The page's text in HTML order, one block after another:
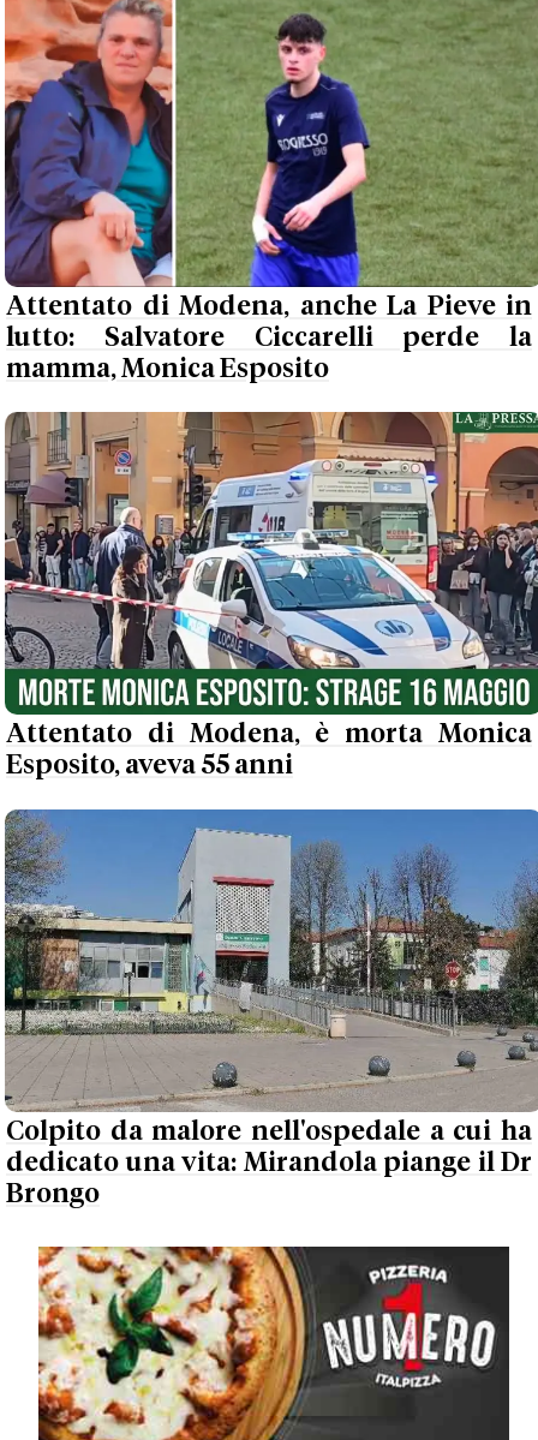
Attentato di Modena, anche La Pieve in
lutto: Salvatore Ciccarelli perde la
mamma, Monica Esposito
Attentato di Modena, è morta Monica
Esposito, aveva 55 anni
Colpito da malore nell'ospedale a cui ha
dedicato una vita: Mirandola piange il Dr
Brongo